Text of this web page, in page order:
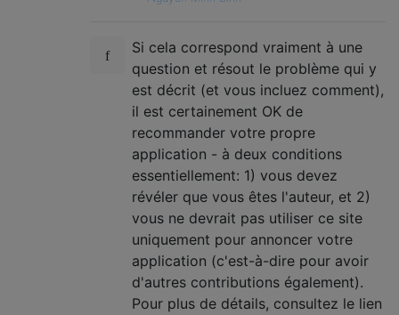
Si cela correspond vraiment à une
question et résout le problème qui y
est décrit (et vous incluez comment),
il est certainement OK de
recommander votre propre
application - à deux conditions
essentiellement: 1) vous devez
révéler que vous êtes l'auteur, et 2)
vous ne devrait pas utiliser ce site
uniquement pour annoncer votre
application (c'est-à-dire pour avoir
d'autres contributions également).
Pour plus de détails, consultez le lien